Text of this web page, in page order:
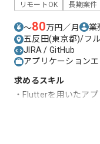
リモートOK 長期案件
〜80万円／月 業
五反田(東京都)/フ
JIRA / GitHub
アプリケーション
求めるスキル
・Flutterを用いたア